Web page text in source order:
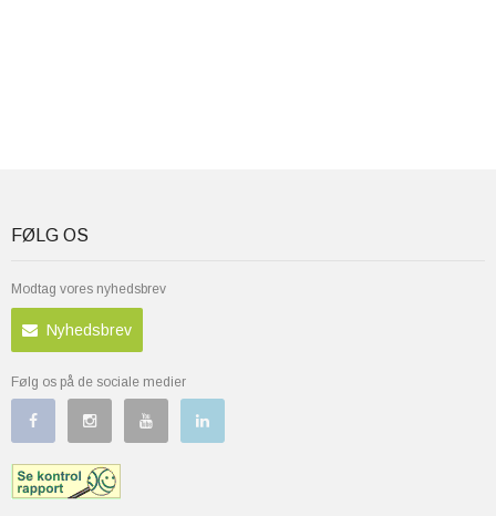
FØLG OS
Modtag vores nyhedsbrev
Nyhedsbrev
Følg os på de sociale medier